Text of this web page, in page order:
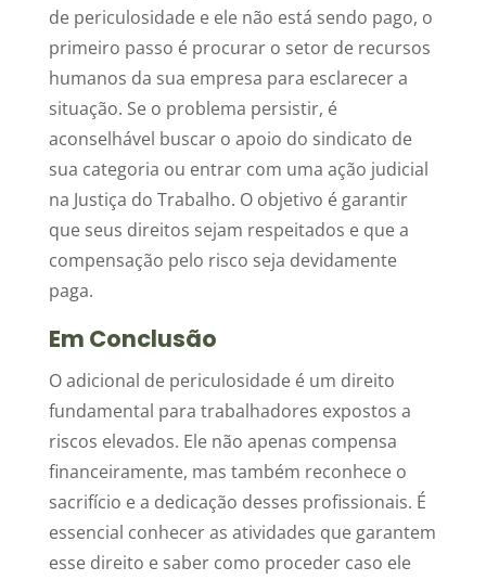
de periculosidade e ele não está sendo pago, o
primeiro passo é procurar o setor de recursos
humanos da sua empresa para esclarecer a
situação. Se o problema persistir, é
aconselhável buscar o apoio do sindicato de
sua categoria ou entrar com uma ação judicial
na Justiça do Trabalho. O objetivo é garantir
que seus direitos sejam respeitados e que a
compensação pelo risco seja devidamente
paga.
Em Conclusão
O adicional de periculosidade é um direito
fundamental para trabalhadores expostos a
riscos elevados. Ele não apenas compensa
financeiramente, mas também reconhece o
sacrifício e a dedicação desses profissionais. É
essencial conhecer as atividades que garantem
esse direito e saber como proceder caso ele